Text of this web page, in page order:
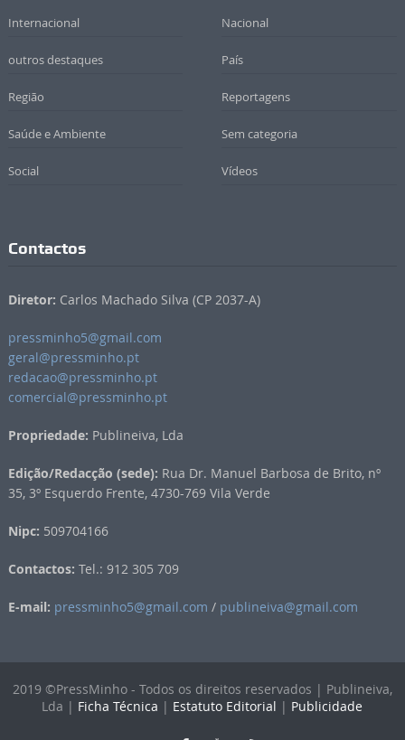
Internacional Nacional
outros destaques País
Região Reportagens
Saúde e Ambiente Sem categoria
Social Vídeos
Contactos
Diretor: Carlos Machado Silva (CP 2037-A)
pressminho5@gmail.com
geral@pressminho.pt
redacao@pressminho.pt
comercial@pressminho.pt
Propriedade: Publineiva, Lda
Edição/Redacção (sede): Rua Dr. Manuel Barbosa de Brito, nº
35, 3º Esquerdo Frente, 4730-769 Vila Verde
Nipc: 509704166
Contactos: Tel.: 912 305 709
E-mail: pressminho5@gmail.com / publineiva@gmail.com
2019 ©PressMinho - Todos os direitos reservados | Publineiva,
Lda | Ficha Técnica | Estatuto Editorial | Publicidade